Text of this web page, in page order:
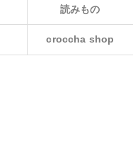
読みもの
croccha shop